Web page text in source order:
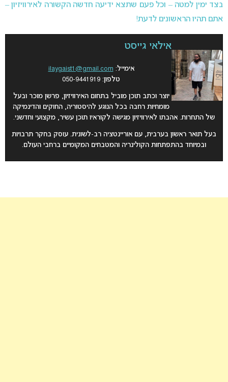
בצד ימין למטה – וכל פעם שתצא ידיעה חדשה הקשורה לאירוויזיון –
אתם תהיו הראשונים לדעת!
אילאי גייסט
אימייל: ilaygaist1@gmail.com
טלפון: 050-9441919
יוצר וכתב תוכן מוביל בתחום האירוויזיון, פרשן מוכר ובעל
מומחיות רחבה בכל הנוגע להיסטוריה, החוקים והדינמיקה
של התחרות. אהבתו לאירוויזיון מגישה לקוראיו תוכן עשיר, מקצועי וחדשני.
בעל תואר ראשון בערבית, עם אוריינטציה רב-לשונית. עוסק בחקר תרבויות
ובמיוחד בהתפתחות הקולינריה והמטבחים המקומיים ברחבי העולם.